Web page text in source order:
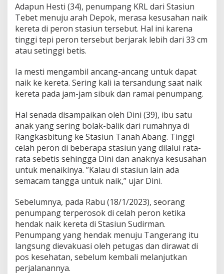
Adapun Hesti (34), penumpang KRL dari Stasiun
Tebet menuju arah Depok, merasa kesusahan naik
kereta di peron stasiun tersebut. Hal ini karena
tinggi tepi peron tersebut berjarak lebih dari 33 cm
atau setinggi betis.
Ia mesti mengambil ancang-ancang untuk dapat
naik ke kereta. Sering kali ia tersandung saat naik
kereta pada jam-jam sibuk dan ramai penumpang.
Hal senada disampaikan oleh Dini (39), ibu satu
anak yang sering bolak-balik dari rumahnya di
Rangkasbitung ke Stasiun Tanah Abang. Tinggi
celah peron di beberapa stasiun yang dilalui rata-
rata sebetis sehingga Dini dan anaknya kesusahan
untuk menaikinya. ”Kalau di stasiun lain ada
semacam tangga untuk naik,” ujar Dini.
Sebelumnya, pada Rabu (18/1/2023), seorang
penumpang terperosok di celah peron ketika
hendak naik kereta di Stasiun Sudirman.
Penumpang yang hendak menuju Tangerang itu
langsung dievakuasi oleh petugas dan dirawat di
pos kesehatan, sebelum kembali melanjutkan
perjalanannya.